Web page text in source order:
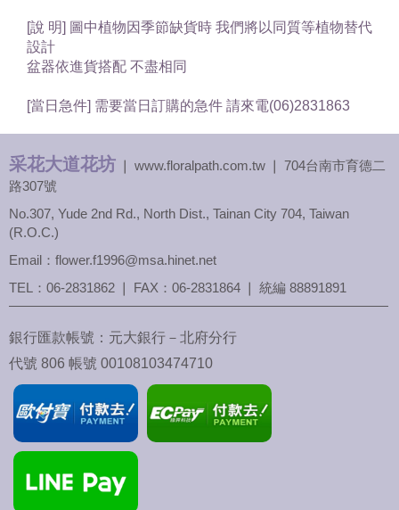
[說 明] 圖中植物因季節缺貨時 我們將以同質等植物替代
設計
盆器依進貨搭配 不盡相同
[當日急件] 需要當日訂購的急件 請來電(06)2831863
采花大道花坊 ❘ www.floralpath.com.tw ❘ 704台南市育德二
路307號
No.307, Yude 2nd Rd., North Dist., Tainan City 704, Taiwan
(R.O.C.)
Email：flower.f1996@msa.hinet.net
TEL： 06-2831862 ❘ FAX：06-2831864 ❘ 統編 88891891
銀行匯款帳號：元大銀行－北府分行
代號 806 帳號 00108103474710